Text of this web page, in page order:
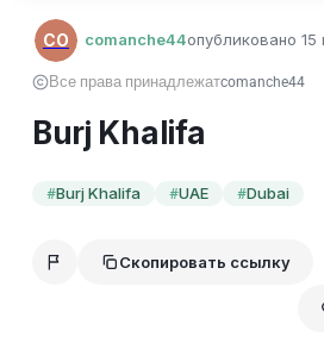
CO comanche44опубликовано 15
Все права принадлежатcomanche44
Burj Khalifa
#Burj Khalifa #UAE #Dubai
Скопировать ссылку